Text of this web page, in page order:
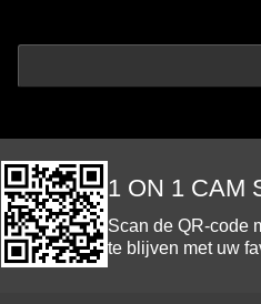
1 ON 1 CAM
Scan de QR-code
te blijven met uw